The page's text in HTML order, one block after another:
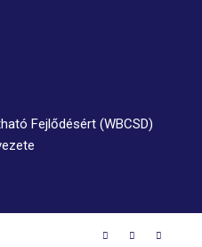
Fejlődésért (WBCSD)